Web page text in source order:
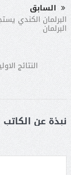
السابق
البرلمان الكندي
البرلمان
النتائج
نبذة عن الكاتب